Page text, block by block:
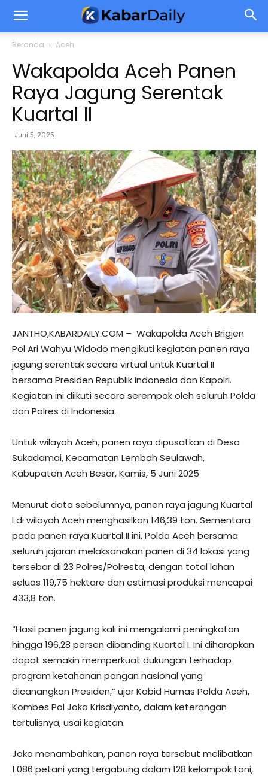
Beranda Aceh
Wakapolda Aceh Panen
Raya Jagung Serentak
Kuartal II
Juni 5, 2025
JANTHO,KABARDAILY.COM – Wakapolda Aceh Brigjen
Pol Ari Wahyu Widodo mengikuti kegiatan panen raya
jagung serentak secara virtual untuk Kuartal II
bersama Presiden Republik Indonesia dan Kapolri.
Kegiatan ini diikuti secara serempak oleh seluruh Polda
dan Polres di Indonesia.
Untuk wilayah Aceh, panen raya dipusatkan di Desa
Sukadamai, Kecamatan Lembah Seulawah,
Kabupaten Aceh Besar, Kamis, 5 Juni 2025
Menurut data sebelumnya, panen raya jagung Kuartal
I di wilayah Aceh menghasilkan 146,39 ton. Sementara
pada panen raya Kuartal II ini, Polda Aceh bersama
seluruh jajaran melaksanakan panen di 34 lokasi yang
tersebar di 23 Polres/Polresta, dengan total lahan
seluas 119,75 hektare dan estimasi produksi mencapai
433,8 ton.
“Hasil panen jagung kali ini mengalami peningkatan
hingga 196,28 persen dibanding Kuartal I. Ini diharapkan
dapat semakin memperkuat dukungan terhadap
program ketahanan pangan nasional yang
dicanangkan Presiden,” ujar Kabid Humas Polda Aceh,
Kombes Pol Joko Krisdiyanto, dalam keterangan
tertulisnya, usai kegiatan.
Joko menambahkan, panen raya tersebut melibatkan
1.086 petani yang tergabung dalam 128 kelompok tani,